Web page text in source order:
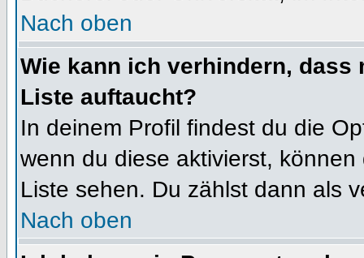
Nach oben
Wie kann ich verhindern, dass
Liste auftaucht?
In deinem Profil findest du die
wenn du diese aktivierst,
Liste sehen. Du zählst dann als
Nach oben